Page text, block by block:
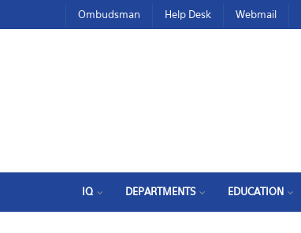
Ombudsman Help Desk Webmail
IQ DEPARTMENTS EDUCATION